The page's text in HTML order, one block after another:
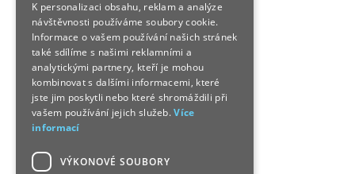
K personalizaci obsahu, reklam a analýze
návštěvnosti používáme soubory cookie.
Informace o vašem používání našich stránek
také sdílíme s našimi reklamními a
analytickými partnery, kteří je mohou
kombinovat s dalšími informacemi, které
jste jim poskytli nebo které shromáždili při
vašem používání jejich služeb.Více
informací
VÝKONOVÉ SOUBORY